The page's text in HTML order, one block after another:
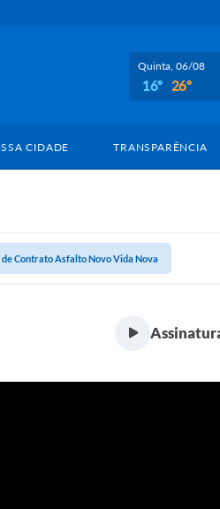
Quinta, 06/08
16º 26º
CIDADE TRANSPARÊNCIA
Contrato Asfalto Novo Vida Nova